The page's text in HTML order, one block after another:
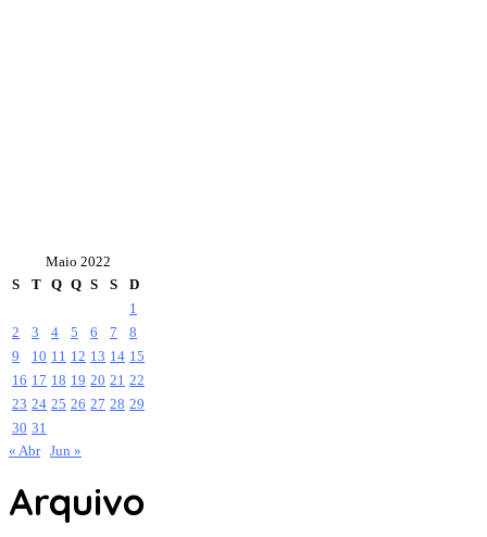
Maio 2022
S
T Q Q S S
D
1
2
3 4 5 6 7
8
9
10 11 12 13 14 15
16 17 18 19 20 21 22
23 24 25 26 27 28 29
30 31
« Abr Jun »
Arquivo